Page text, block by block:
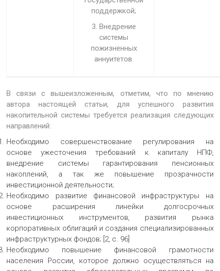
поддержкой;
3. Внедрение
системы
пожизненных
аннуитетов.
В связи с вышеизложенным, отметим, что по мнению
автора настоящей статьи, для успешного развития
накопительной системы требуется реализация следующих
направлений:
Необходимо совершенствование регулирования на
основе ужесточения требований к капиталу НПФ,
внедрение системы гарантирования пенсионных
накоплений, а так же повышение прозрачности
инвестиционной деятельности;
Необходимо развитие финансовой инфраструктуры на
основе расширения линейки долгосрочных
инвестиционных инструментов, развития рынка
корпоративных облигаций и создания специализированных
инфраструктурных фондов; [2, с. 96]
Необходимо повышение финансовой грамотности
населения России, которое должно осуществляться на